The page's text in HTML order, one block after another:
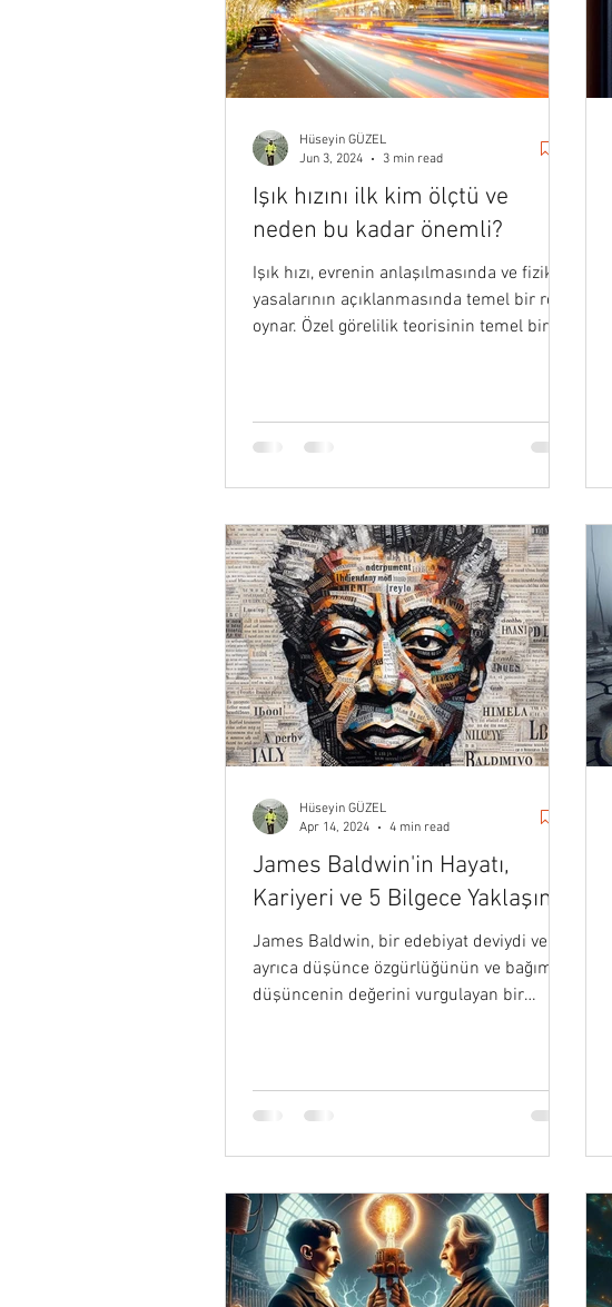
Işık hızını ilk kim ölçtü ve
neden bu kadar önemli?
Işık hızı, evrenin anlaşılmasında ve fizik
yasalarının açıklanmasında temel bir rol
oynar. Özel görelilik teorisinin temel bir
Hüseyin GÜZEL
Jun 3, 2024
3 min read
James Baldwin'in Hayatı,
Kariyeri ve 5 Bilgece Yaklaşımı
James Baldwin, bir edebiyat deviydi ve
ayrıca düşünce özgürlüğünün ve bağımsız
düşüncenin değerini vurgulayan bir
Hüseyin GÜZEL
Apr 14, 2024
4 min read